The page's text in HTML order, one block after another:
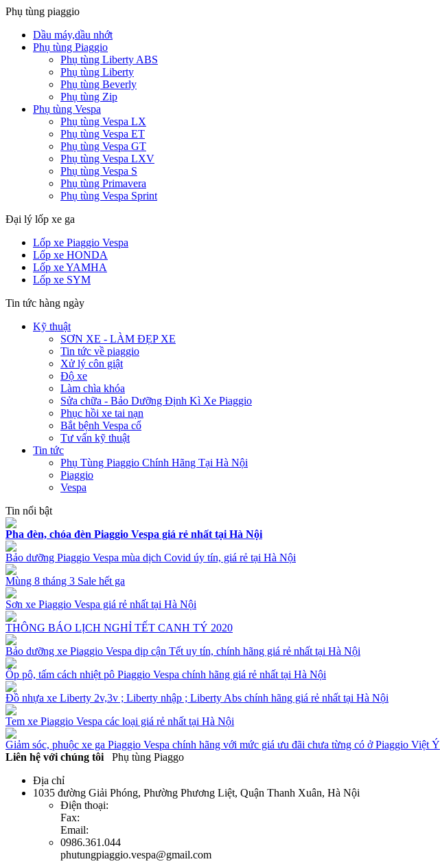
Phụ tùng piaggio
Dầu máy,dầu nhớt
Phụ tùng Piaggio
Phụ tùng Liberty ABS
Phụ tùng Liberty
Phụ tùng Beverly
Phụ tùng Zip
Phụ tùng Vespa
Phụ tùng Vespa LX
Phụ tùng Vespa ET
Phụ tùng Vespa GT
Phụ tùng Vespa LXV
Phụ tùng Vespa S
Phụ tùng Primavera
Phụ tùng Vespa Sprint
Đại lý lốp xe ga
Lốp xe Piaggio Vespa
Lốp xe HONDA
Lốp xe YAMHA
Lốp xe SYM
Tin tức hàng ngày
Kỹ thuật
SƠN XE - LÀM ĐẸP XE
Tin tức về piaggio
Xử lý côn giật
Độ xe
Làm chìa khóa
Sửa chữa - Bảo Dưỡng Định Kì Xe Piaggio
Phục hồi xe tai nạn
Bắt bệnh Vespa cổ
Tư vấn kỹ thuật
Tin tức
Phụ Tùng Piaggio Chính Hãng Tại Hà Nội
Piaggio
Vespa
Tin nổi bật
Pha đèn, chóa đèn Piaggio Vespa giá rẻ nhất tại Hà Nội
Bảo dưỡng Piaggio Vespa mùa dịch Covid úy tín, giá rẻ tại Hà Nội
Mùng 8 tháng 3 Sale hết ga
Sơn xe Piaggio Vespa giá rẻ nhất tại Hà Nội
THÔNG BÁO LỊCH NGHỈ TẾT CANH TÝ 2020
Bảo dưỡng xe Piaggio Vespa dịp cận Tết uy tín, chính hãng giá rẻ nhất tại Hà Nội
Ốp pô, tấm cách nhiệt pô Piaggio Vespa chính hãng giá rẻ nhất tại Hà Nội
Đồ nhựa xe Liberty 2v,3v ; Liberty nhập ; Liberty Abs chính hãng giá rẻ nhất tại Hà Nội
Tem xe Piaggio Vespa các loại giá rẻ nhất tại Hà Nội
Giảm sóc, phuộc xe ga Piaggio Vespa chính hãng với mức giá ưu đãi chưa từng có ở Piaggio Việt Ý
Liên hệ với chúng tôi Phụ tùng Piaggo
Địa chỉ
1035 đường Giải Phóng, Phường Phương Liệt, Quận Thanh Xuân, Hà Nội
Điện thoại:
Fax:
Email:
0986.361.044
phutungpiaggio.vespa@gmail.com